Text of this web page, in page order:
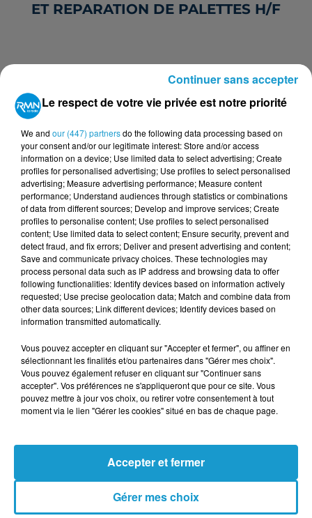
ET REPARATION DE PALETTES H/F
Votre e-mail *
Votre n° de téléphone*
Votre message*
Le respect de votre vie privée est notre priorité
We and our (447) partnersdo the following data processing based on
your consent and/or our legitimate interest: Store and/or access
information on a device; Use limited data to select advertising; Create
profiles for personalised advertising; Use profiles to select personalised
advertising; Measure advertising performance; Measure content
performance; Understand audiences through statistics or combinations
of data from different sources; Develop and improve services; Create
profiles to personalise content; Use profiles to select personalised
content; Use limited data to select content; Ensure security, prevent and
detect fraud, and fix errors; Deliver and present advertising and content;
Save and communicate privacy choices. These technologies may
process personal data such as IP address and browsing data to offer
following functionalities: Identify devices based on information actively
requested; Use precise geolocation data; Match and combine data from
other data sources; Link different devices; Identify devices based on
information transmitted automatically.
Vous pouvez accepter en cliquant sur "Accepter et fermer", ou affiner en
sélectionnant les finalités et/ou partenaires dans "Gérer mes choix".
Vous pouvez également refuser en cliquant sur "Continuer sans
accepter". Vos préférences ne s'appliqueront que pour ce site. Vous
pouvez mettre à jour vos choix, ou retirer votre consentement à tout
moment via le lien "Gérer les cookies" situé en bas de chaque page.
Gérer mes choix
Accepter et fermer
Continuer sans accepter